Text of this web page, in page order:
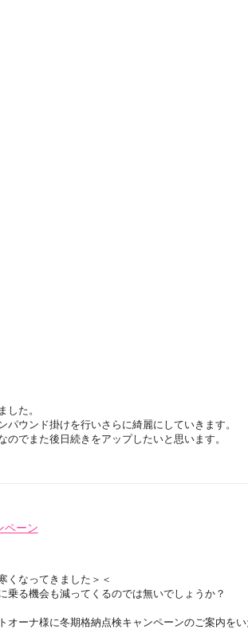
した。
パウンド掛けを行いさらに綺麗にしていきます。
のでまた後日続きをアップしたいと思います。
ペーン
くなってきました＞＜
乗る機会も減ってくるのでは無いでしょうか？
オーナ様に冬期格納点検キャンペーンのご案内を